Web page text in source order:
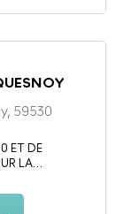
59530
ET DE
LA